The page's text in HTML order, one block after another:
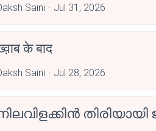
Saini Jul 31, 2026
के बाद
Saini Jul 28, 2026
തിരിയായി